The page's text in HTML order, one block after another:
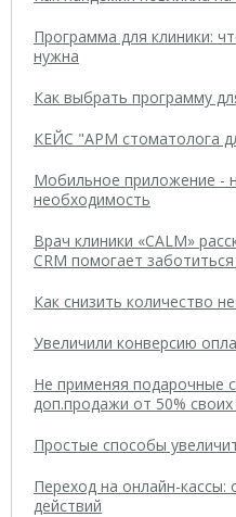
Программа для клиники:
нужна
Как выбрать программу
КЕЙС "АРМ стоматолога
Мобильное приложение -
необходимость
Врач клиники «CALM»
CRM помогает
Как снизить количество
Увеличили конверсию
Не применяя подарочные
доп.продажи от 50% своих
Простые способы
Переход на онлайн-кассы:
действий